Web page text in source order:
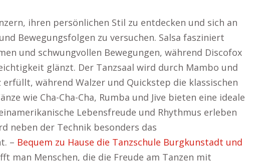
ihren persönlichen Stil zu entdecken und sich an
Bewegungsfolgen zu versuchen. Salsa fasziniert
und schwungvollen Bewegungen, während Discofox
glänzt. Der Tanzsaal wird durch Mambo und
während Walzer und Quickstep die klassischen
wie Cha-Cha-Cha, Rumba und Jive bieten eine ideale
Lebensfreude und Rhythmus erleben
neben der Technik besonders das
– Bequem zu Hause die Tanzschule Burgkunstadt und
man Menschen, die die Freude am Tanzen mit